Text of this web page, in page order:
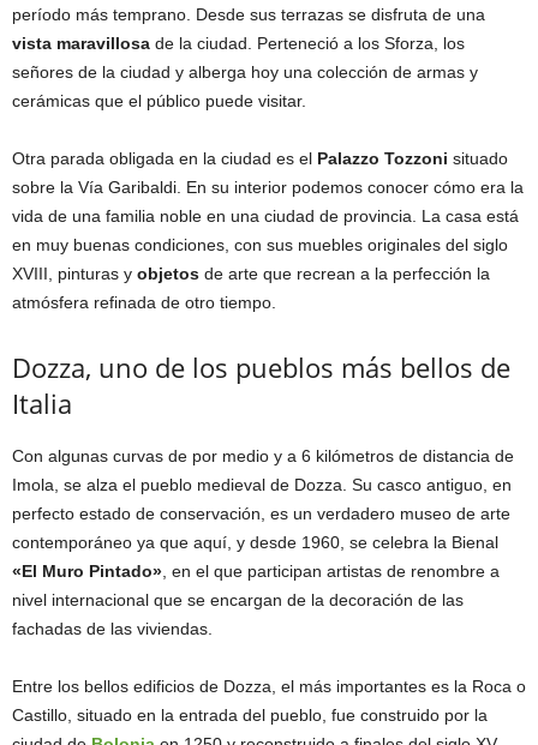
período más temprano. Desde sus terrazas se disfruta de una
vista maravillosa de la ciudad. Perteneció a los Sforza, los
señores de la ciudad y alberga hoy una colección de armas y
cerámicas que el público puede visitar.
Otra parada obligada en la ciudad es el Palazzo Tozzoni situado
sobre la Vía Garibaldi. En su interior podemos conocer cómo era la
vida de una familia noble en una ciudad de provincia. La casa está
en muy buenas condiciones, con sus muebles originales del siglo
XVIII, pinturas y objetos de arte que recrean a la perfección la
atmósfera refinada de otro tiempo.
Dozza, uno de los pueblos más bellos de
Italia
Con algunas curvas de por medio y a 6 kilómetros de distancia de
Imola, se alza el pueblo medieval de Dozza. Su casco antiguo, en
perfecto estado de conservación, es un verdadero museo de arte
contemporáneo ya que aquí, y desde 1960, se celebra la Bienal
«El Muro Pintado» , en el que participan artistas de renombre a
nivel internacional que se encargan de la decoración de las
fachadas de las viviendas.
Entre los bellos edificios de Dozza, el más importantes es la Roca o
Castillo, situado en la entrada del pueblo, fue construido por la